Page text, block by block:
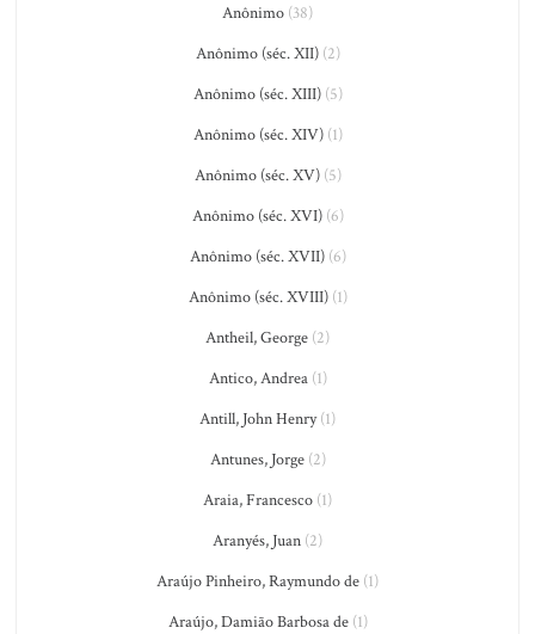
Anônimo (38)
Anônimo (séc. XII)(2)
Anônimo (séc. XIII)(5)
Anônimo (séc. XIV)(1)
Anônimo (séc. XV)(5)
Anônimo (séc. XVI)(6)
Anônimo (séc. XVII)(6)
Anônimo (séc. XVIII)(1)
Antheil, George (2)
Antico, Andrea(1)
Antill, John Henry(1)
Antunes, Jorge(2)
Araia, Francesco (1)
Aranyés, Juan (2)
Araújo Pinheiro, Raymundo de (1)
Araújo, Damião Barbosa de(1)